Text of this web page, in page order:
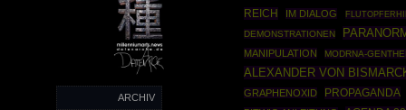
ARCHIV
REICH
IM DIALOG
DEMONSTRATIONEN
MANIPULATION MODRNA-
ALEXANDER VON
GRAPHENOXID PROPAGANDA